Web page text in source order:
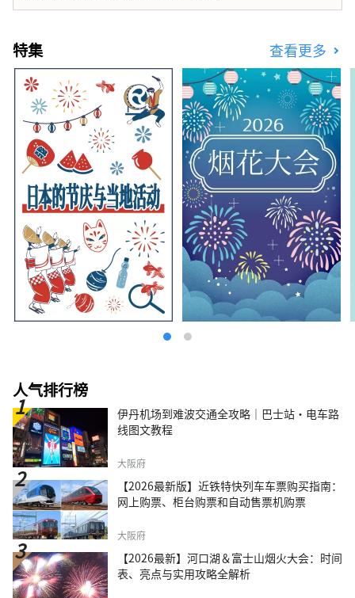
特集 查看更多
人气排行榜
伊丹机场到难波交通全攻略｜巴士站・电车路
线图文教程
大阪府
【2026最新版】近铁特快列车车票购买指南：
网上购票、柜台购票和自动售票机购票
大阪府
【2026最新】河口湖＆富士山烟火大会：时间
表、亮点与实用攻略全解析